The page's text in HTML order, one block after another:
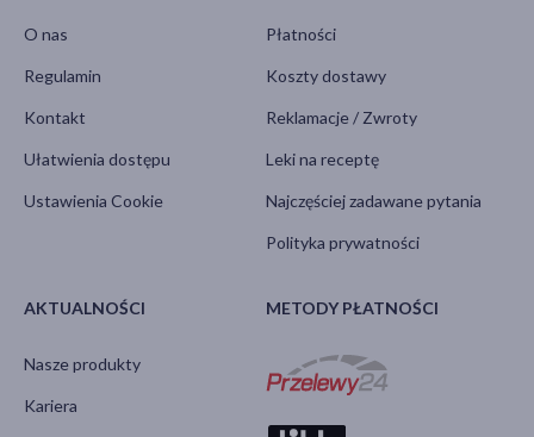
O nas
Regulamin
Kontakt
Ułatwienia dostępu
Ustawienia Cookie
Płatności
Koszty dostawy
Reklamacje / Zwroty
Leki na receptę
Najczęściej zadawane pytania
Polityka prywatności
AKTUALNOŚCI
Nasze produkty
Kariera
METODY PŁATNOŚCI